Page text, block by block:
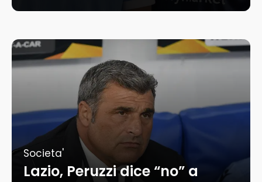
Societa'
Lazio, Peruzzi dice “no” a